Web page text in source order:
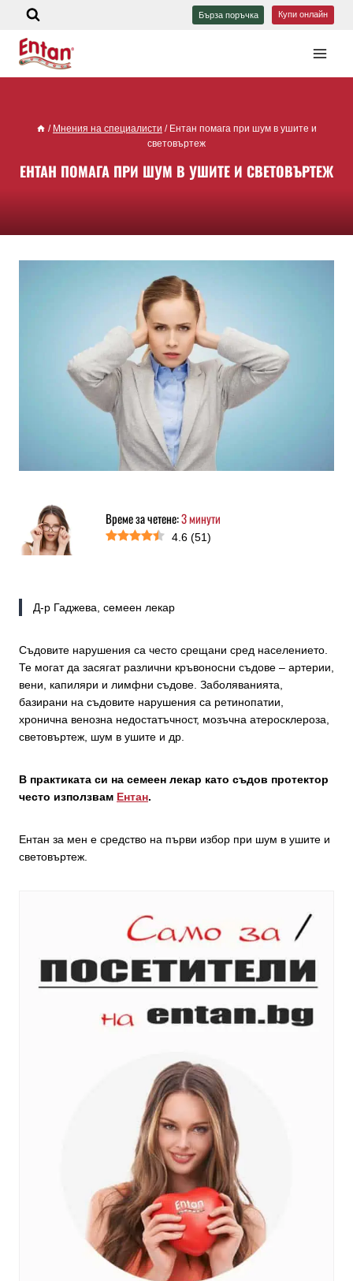
Бърза поръчка Купи онлайн
/ Мнения на специалисти / Ентан помага при шум в ушите и
световъртеж
ЕНТАН ПОМАГА ПРИ ШУМ В УШИТЕ И СВЕТОВЪРТЕЖ
Време за четене:3минути
4.6 (51)
Д-р Гаджева, семеен лекар
Съдовите нарушения са често срещани сред населението.
Те могат да засягат различни кръвоносни съдове – артерии,
вени, капиляри и лимфни съдове. Заболяванията,
базирани на съдовите нарушения са ретинопатии,
хронична венозна недостатъчност, мозъчна атеросклероза,
световъртеж, шум в ушите и др.
В практиката си на семеен лекар като съдов протектор
често използвам Ентан.
Ентан за мен е средство на първи избор при шум в ушите и
световъртеж.